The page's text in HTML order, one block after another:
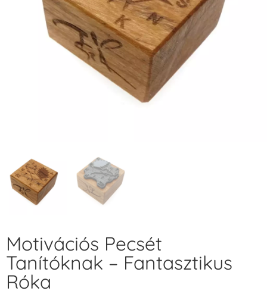
Motivációs Pecsét
Tanítóknak – Fantasztikus
Róka